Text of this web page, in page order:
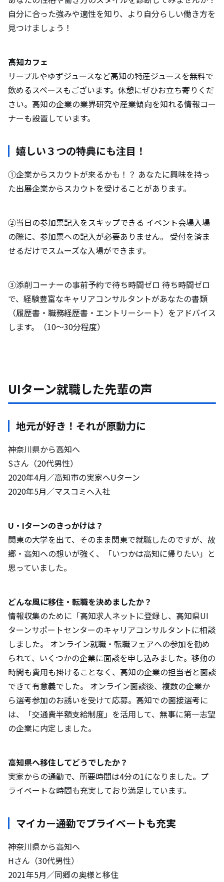
自分に合った強みや適性を知り、より自分らしい働き方を
見つけましょう！
高知カフェ
リープルやゆずジュースなど高知の特産ジュースを無料で
飲めるスペースもございます。休憩にぜひお立ち寄りくだ
さい。高知の企業の業界研究や産業傾向を知れる情報コー
ナーも設置しています。
嬉しい３つの特典にも注目！
①企業からスカウトが来るかも！？ あなたに興味を持っ
た出展企業からスカウトを受けることがあります。
②当日の参加票記入をスキップできる イベント会場入場
の際に、参加票への記入が必要ありません。 受付を済ま
せるだけでスムーズな入場ができます。
③添削コーナーの事前予約で待ち時間ゼロ 待ち時間ゼロ
で、経験豊富なキャリアコンサルタントがあなたの書類
（履歴書・職務経歴書・エントリーシート）をアドバイス
します。（10～30分程度）
UIターン就職した先輩の声
地元が好き！それが原動力に
神奈川県から高知へ
Sさん（20代男性）
2020年4月／高知市の実家へUターン
2020年5月／マスコミへ入社
U・Iターンのきっかけは？
関東の大学を出て、そのまま関東で就職したのですが、故
郷・高知への想いが強く、「いつかは高知に帰りたい」と
思っていました。
どんな風に移住・転職を決めましたか？
情報収集のために「高知求人ネットに登録し、高知県UI
ターンサポートセンターのキャリアコンサルタントに相談
しました。 オンライン就職・転職フェアへの参加を勧め
られて、いくつかの企業に面談を申し込みました。移動の
時間も費用も掛けることなく、高知の企業の担当者と面談
できて有意義でした。 オンライン面談後、複数の企業か
ら選考参加のお誘いを受けて応募。高知での面接選考に
は、「交通費半額支給制度」を活用して、無事に第一志望
の企業に内定しました。
高知県へ移住してどうでしたか？
実家からの通勤で、所要時間は4分の1になりました。プ
ライベートな時間も充実しており満足しています。
マイカー通勤でプライベートも充実
神奈川県から高知へ
Hさん（30代男性）
2021年5月／同郷の奥様と移住